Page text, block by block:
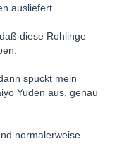
ausliefert.
diese Rohlinge
spuckt mein
Yuden aus, genau
normalerweise